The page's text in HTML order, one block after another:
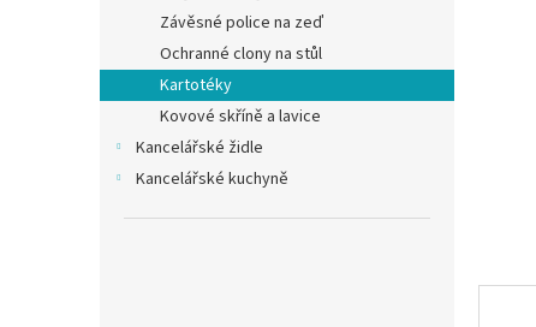
Závěsné police na zeď
Ochranné clony na stůl
Kartotéky
Kovové skříně a lavice
Kancelářské židle
Kancelářské kuchyně